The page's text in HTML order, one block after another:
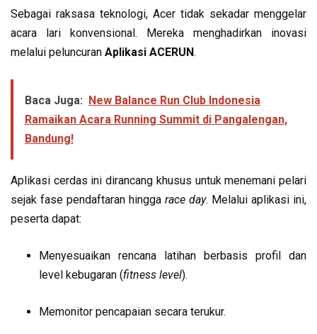
Sebagai raksasa teknologi, Acer tidak sekadar menggelar
acara lari konvensional. Mereka menghadirkan inovasi
melalui peluncuran Aplikasi ACERUN.
Baca Juga: New Balance Run Club Indonesia
Ramaikan Acara Running Summit di Pangalengan,
Bandung!
Aplikasi cerdas ini dirancang khusus untuk menemani pelari
sejak fase pendaftaran hingga race day. Melalui aplikasi ini,
peserta dapat:
Menyesuaikan rencana latihan berbasis profil dan
level kebugaran (fitness level).
Memonitor pencapaian secara terukur.